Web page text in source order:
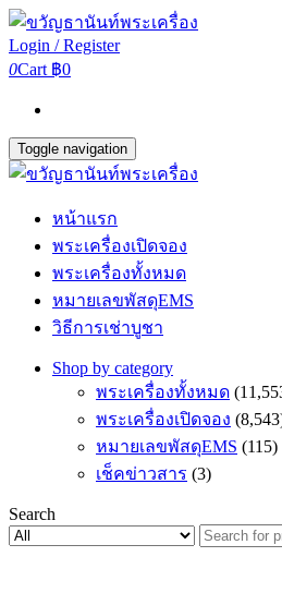
Login / Register
0Cart ฿0
Toggle navigation
หน้าแรก
พระเครื่องเปิดจอง
พระเครื่องทั้งหมด
หมายเลขพัสดุEMS
วิธีการเช่าบูชา
Shop by category
พระเครื่องทั้งหมด
พระเครื่องเปิดจอง
หมายเลขพัสดุEMS (115)
เช็คข่าวสาร (3)
Search